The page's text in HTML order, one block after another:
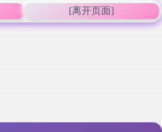
[离开页面]